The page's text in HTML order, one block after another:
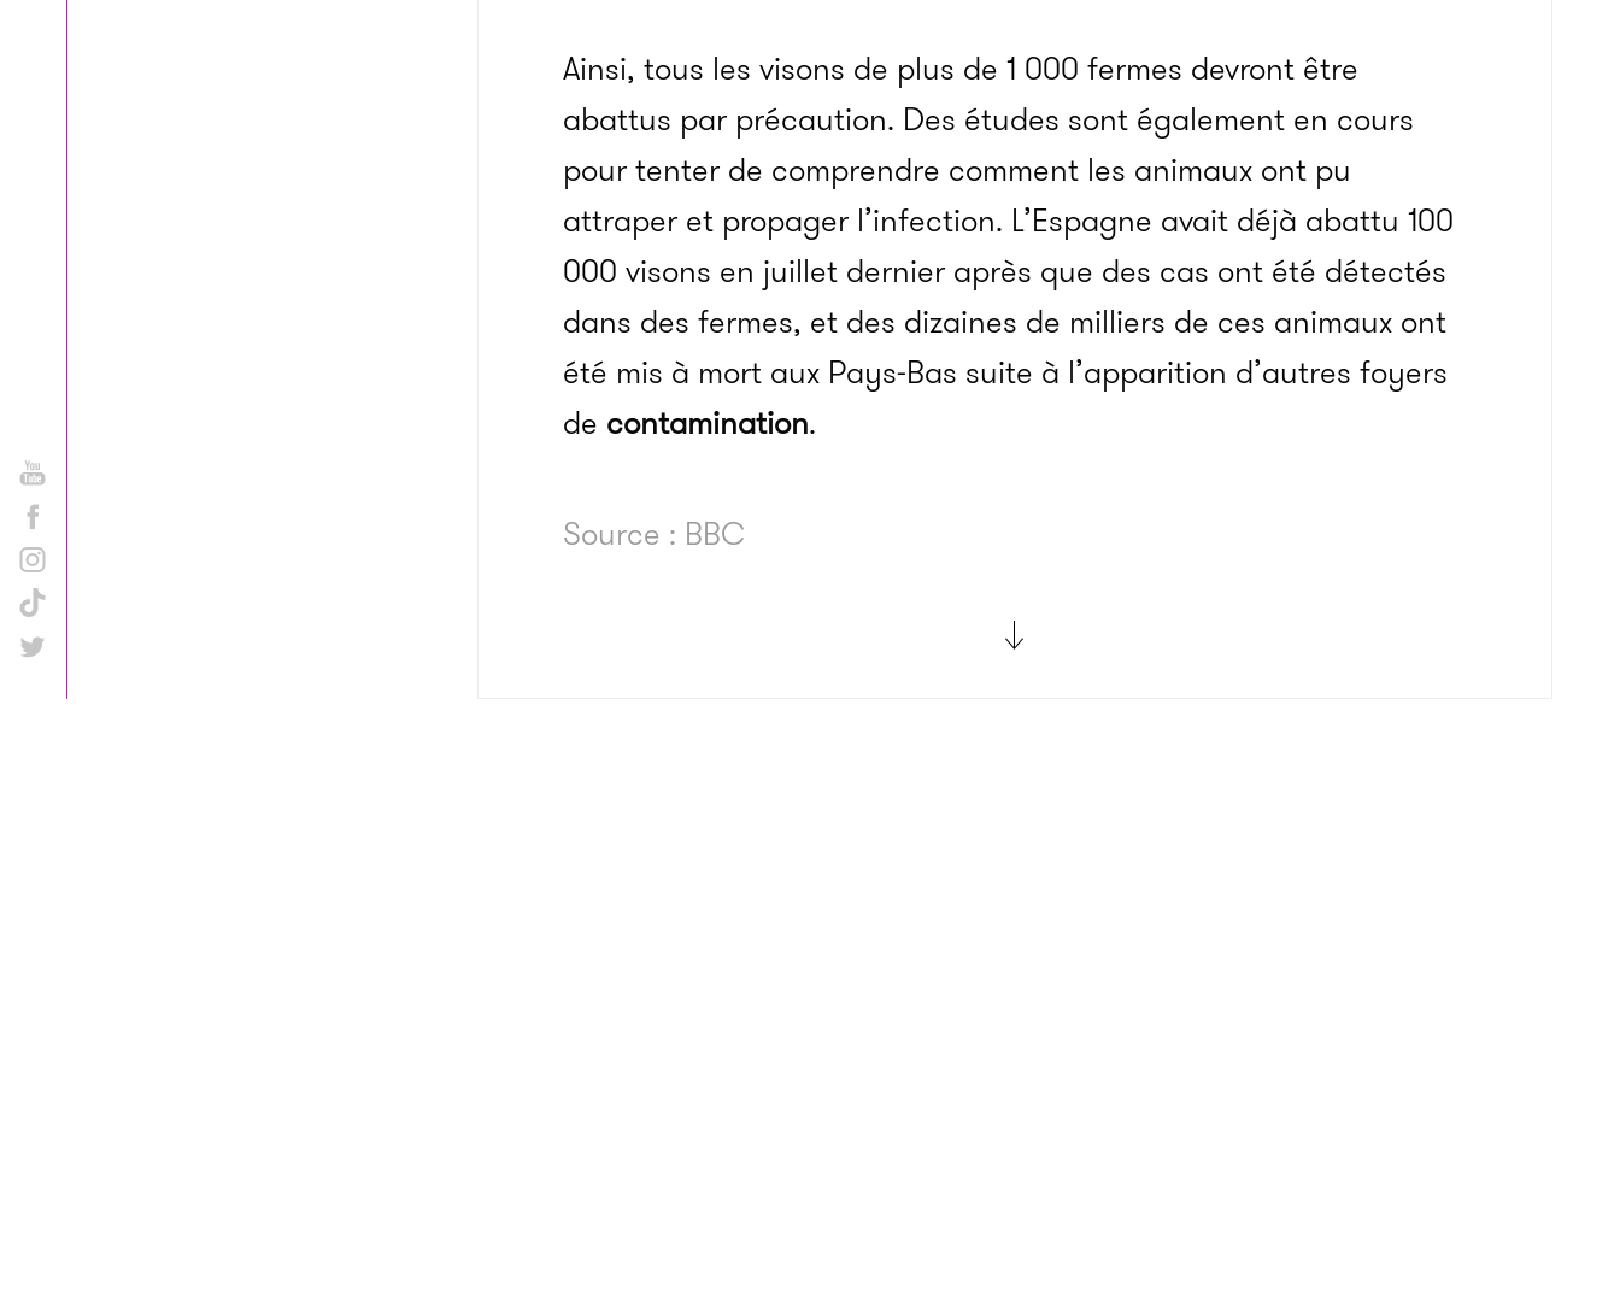
Ainsi, tous les visons de plus de 1 000 fermes devront être
abattus par précaution. Des études sont également en cours
pour tenter de comprendre comment les animaux ont pu
attraper et propager l’infection. L’Espagne avait déjà abattu 100
000 visons en juillet dernier après que des cas ont été détectés
dans des fermes, et des dizaines de milliers de ces animaux ont
été mis à mort aux Pays-Bas suite à l’apparition d’autres foyers
de contamination.
Source : BBC